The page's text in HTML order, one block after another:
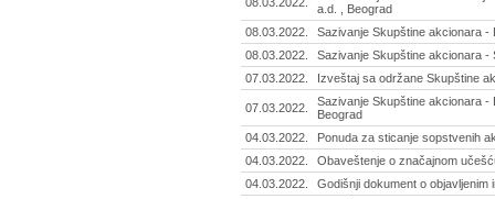
a.d. , Beograd
08.03.2022.
Sazivanje Skupštine akcionara -
08.03.2022.
Sazivanje Skupštine akcionara -
07.03.2022.
Izveštaj sa održane Skupštine
07.03.2022.
Sazivanje Skupštine akcionara
Beograd
04.03.2022.
Ponuda za sticanje sopstvenih
04.03.2022.
Obaveštenje o značajnom
04.03.2022.
Godišnji dokument o objavljenim